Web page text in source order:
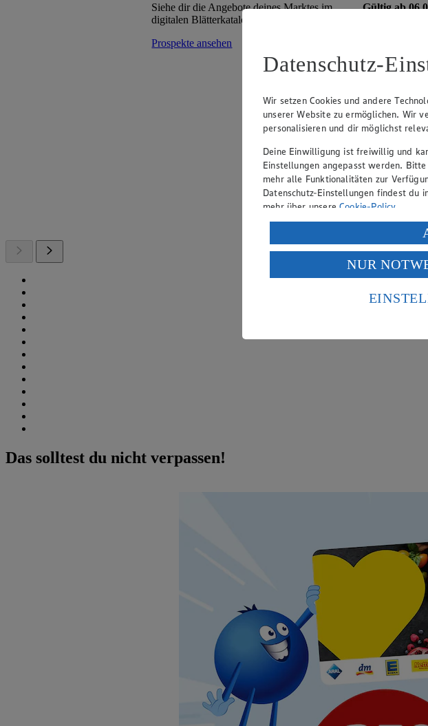
Siehe dir die Angebote deines Marktes im
digitalen Blätterkatalog an.
Prospekte ansehen
Gültig ab
dt.
versch.
Das solltest du nicht verpassen!
Datenschutz-
Wir setzen Cookies und andere
unserer Website zu ermöglichen. Wir
personalisieren und dir möglichst
Deine Einwilligung ist freiwillig und
Einstellungen angepasst werden.
mehr alle Funktionalitäten zur
Datenschutz-Einstellungen findest du
mehr über unsereCookie-Policy.
Verarbeitung deiner
Wenn du auf „Aktivieren“ klickst,
ein, dass deine Daten in den USA
einem nach europäischen Standards
Risiko eines Zugriffs durch US-
NUR